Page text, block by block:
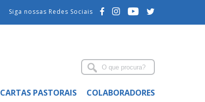
Siga nossas Redes Sociais
CARTAS PASTORAIS COLABORADORES